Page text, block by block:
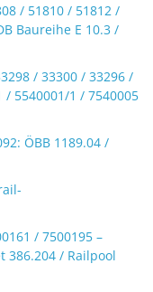
/ 51810 / 51812 /
Baureihe E 10.3 /
/ 33300 / 33296 /
/ 5540001/1 / 7540005
ÖBB 1189.04 /
/ 7500195 –
386.204 / Railpool